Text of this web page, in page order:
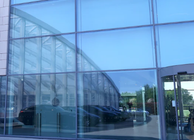
guest will receive a personalised 26/27 Spurs
the experience.
This will be sent to your address following the